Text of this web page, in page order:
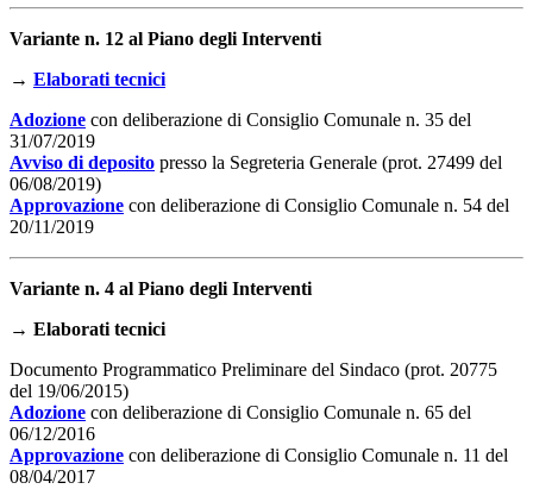
Variante n. 12 al Piano degli Interventi
→ Elaborati tecnici
Adozione con deliberazione di Consiglio Comunale n. 35 del
31/07/2019
Avviso di deposito presso la Segreteria Generale (prot. 27499 del
06/08/2019)
Approvazione con deliberazione di Consiglio Comunale n. 54 del
20/11/2019
Variante n. 4 al Piano degli Interventi
→ Elaborati tecnici
Documento Programmatico Preliminare del Sindaco (prot. 20775
del 19/06/2015)
Adozione con deliberazione di Consiglio Comunale n. 65 del
06/12/2016
Approvazione con deliberazione di Consiglio Comunale n. 11 del
08/04/2017